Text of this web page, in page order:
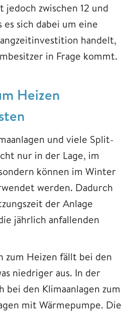
zwischen 12 und
sich dabei um eine
handelt,
in Frage kommt.
Heizen
und viele Split-
nur in der Lage, im
können im Winter
werden. Dadurch
der Anlage
jährlich anfallenden
zum Heizen fällt bei den
niedriger aus. In der
bei den Klimaanlagen zum
mit Wärmepumpe. Die